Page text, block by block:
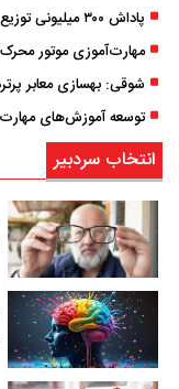
انتخاب سردبیر